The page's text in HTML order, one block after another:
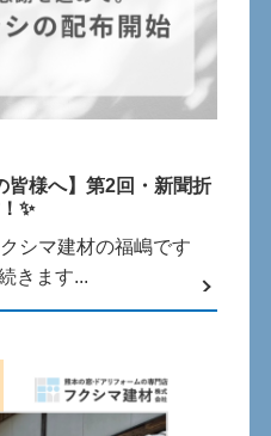
皆様へ】第2回・新聞折
✨
シマ建材の福嶋です
きます...